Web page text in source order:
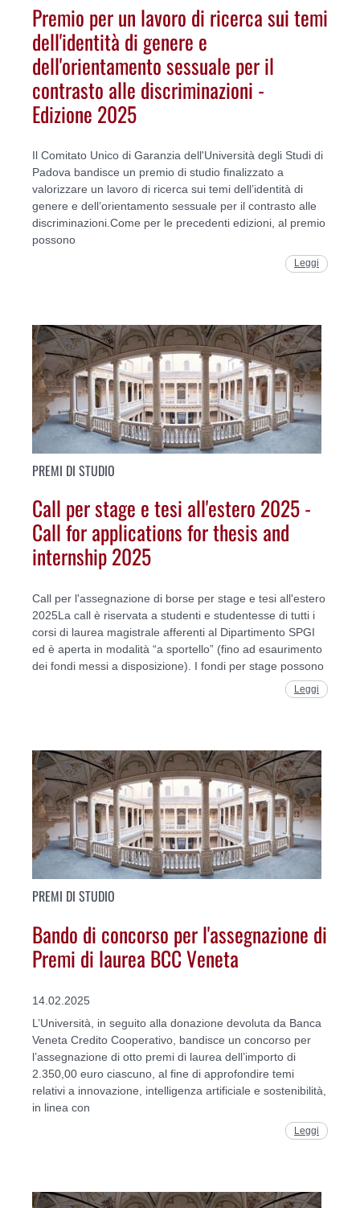
Premio per un lavoro di ricerca sui temi
dell'identità di genere e
dell'orientamento sessuale per il
contrasto alle discriminazioni -
Edizione 2025
Il Comitato Unico di Garanzia dell'Università degli Studi di
Padova bandisce un premio di studio finalizzato a
valorizzare un lavoro di ricerca sui temi dell’identità di
genere e dell’orientamento sessuale per il contrasto alle
discriminazioni.Come per le precedenti edizioni, al premio
possono
Leggi
PREMI DI STUDIO
Call per stage e tesi all'estero 2025 -
Call for applications for thesis and
internship 2025
Call per l'assegnazione di borse per stage e tesi all'estero
2025La call è riservata a studenti e studentesse di tutti i
corsi di laurea magistrale afferenti al Dipartimento SPGI
ed è aperta in modalità “a sportello” (fino ad esaurimento
dei fondi messi a disposizione). I fondi per stage possono
Leggi
PREMI DI STUDIO
Bando di concorso per l'assegnazione di
Premi di laurea BCC Veneta
14.02.2025
L’Università, in seguito alla donazione devoluta da Banca
Veneta Credito Cooperativo, bandisce un concorso per
l’assegnazione di otto premi di laurea dell’importo di
2.350,00 euro ciascuno, al fine di approfondire temi
relativi a innovazione, intelligenza artificiale e sostenibilità,
in linea con
Leggi